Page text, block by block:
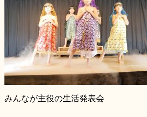
みんなが主役の生活発表会